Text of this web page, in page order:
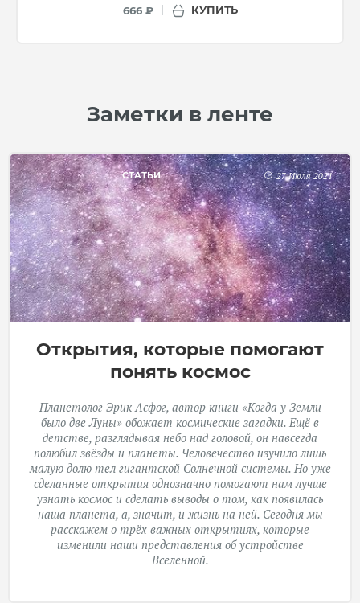
666 ₽ КУПИТЬ
Заметки в ленте
СТАТЬИ 27 Июля 2021
Открытия, которые помогают
понять космос
Планетолог Эрик Асфог, автор книги «Когда у Земли
было две Луны» обожает космические загадки. Ещё в
детстве, разглядывая небо над головой, он навсегда
полюбил звёзды и планеты. Человечество изучило лишь
малую долю тел гигантской Солнечной системы. Но уже
сделанные открытия однозначно помогают нам лучше
узнать космос и сделать выводы о том, как появилась
наша планета, а, значит, и жизнь на ней. Сегодня мы
расскажем о трёх важных открытиях, которые
изменили наши представления об устройстве
Вселенной.